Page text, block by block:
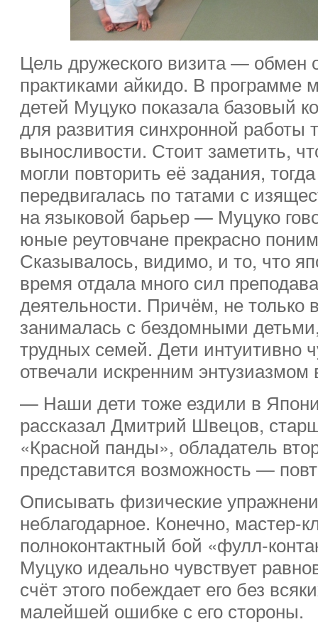
Цель дружеского визита — обмен
практиками айкидо. В программе
детей Муцуко показала базовый
для развития синхронной работы
выносливости. Стоит заметить,
могли повторить её задания,
передвигалась по татами с
на языковой барьер — Муцуко
юные реутовчане прекрасно
Сказывалось, видимо, и то, что
время отдала много сил
деятельности. Причём, не
занималась с бездомными
трудных семей. Дети интуитивно
отвечали искренним энтузиазмом
— Наши дети тоже ездили в
рассказал Дмитрий Швецов,
«Красной панды», обладатель
представится возможность —
Описывать физические
неблагодарное. Конечно, мастер-
полноконтактный бой «фулл-
Муцуко идеально чувствует
счёт этого побеждает его без
малейшей ошибке с его стороны.